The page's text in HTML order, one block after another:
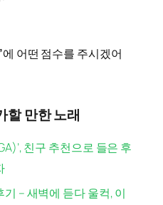
에 어떤 점수를 주시겠어
할 만한 노래
친구 추천으로 들은 후
기 – 새벽에 듣다 울컥, 이